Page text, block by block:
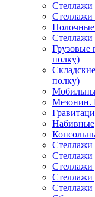
Стеллажи
Стеллажи
Полочные
Стеллажи
Грузовые
полку)
полку)
Мезонин.
Набивные
Стеллажи
Стеллажи
Стеллажи
Стеллажи
Стеллажи